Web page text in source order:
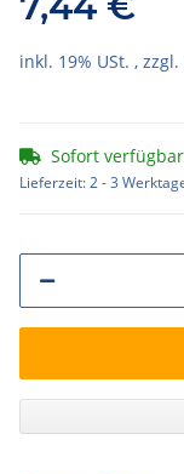
inkl. 19% USt. , zzgl.
Sofort verfügbar
Lieferzeit:2 - 3